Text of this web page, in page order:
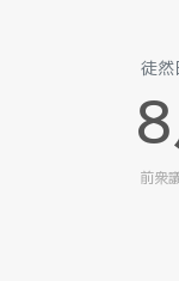
徒然
8
前衆